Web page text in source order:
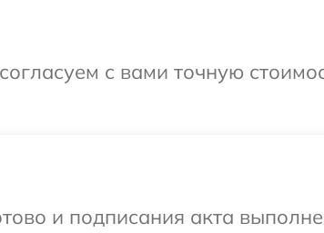
с вами точную
и подписания акта